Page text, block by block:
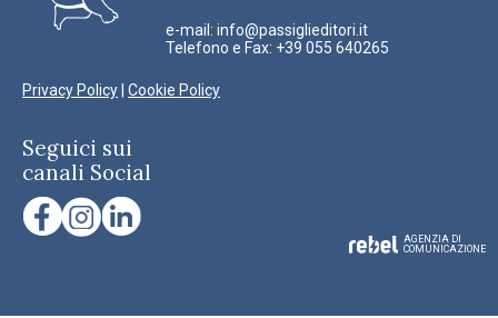
e-mail: info@passiglieditori.it
Telefono e Fax: +39 055 640265
Privacy Policy| Cookie Policy
Seguici sui
canali Social
AGENZIA DI
COMUNICAZIONE